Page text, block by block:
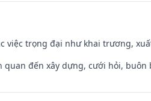
việc trọng đại như khai trương,
quan đến xây dựng, cưới hỏi,